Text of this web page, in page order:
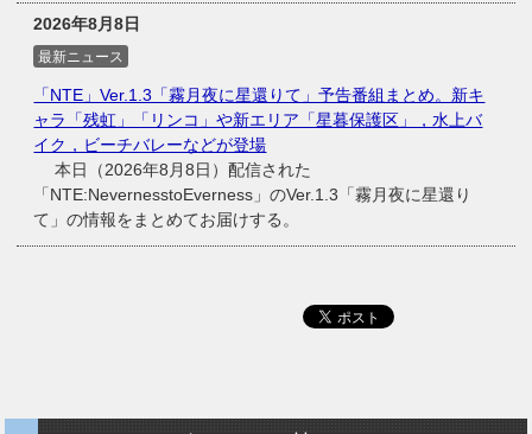
2026年8月8日
最新ニュース
「NTE」Ver.1.3「霧月夜に星還りて」予告番組まとめ。新キ
ャラ「残虹」「リンコ」や新エリア「星暮保護区」，水上バ
イク，ビーチバレーなどが登場
本日（2026年8月8日）配信された
「NTE:NevernesstoEverness」のVer.1.3「霧月夜に星還り
て」の情報をまとめてお届けする。